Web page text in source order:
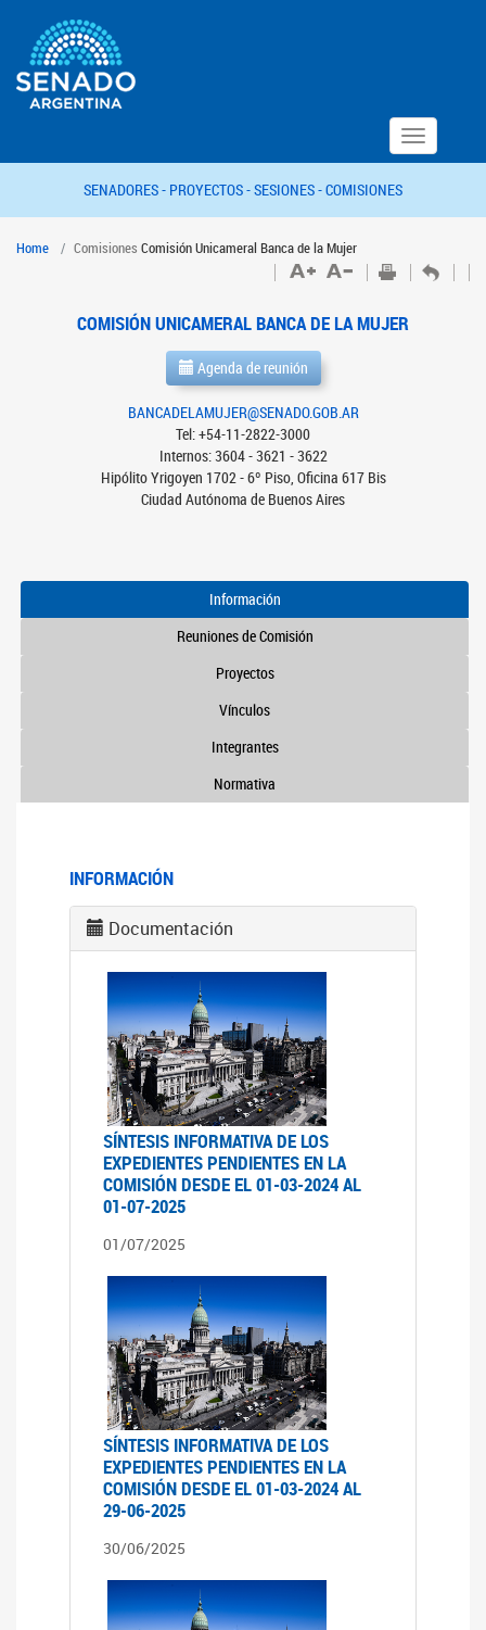
Toggle
navigation
SENADORES - PROYECTOS -SESIONES -COMISIONES
Home Comisiones Comisión Unicameral Banca de la Mujer
COMISIÓN UNICAMERAL BANCA DE LA MUJER
Agenda de reunión
BANCADELAMUJER@SENADO.GOB.AR
Tel: +54-11-2822-3000
Internos: 3604 - 3621 - 3622
Hipólito Yrigoyen 1702 - 6º Piso, Oficina 617 Bis
Ciudad Autónoma de Buenos Aires
Información
Reuniones de Comisión
Proyectos
Vínculos
Integrantes
Normativa
INFORMACIÓN
Documentación
SÍNTESIS INFORMATIVA DE LOS
EXPEDIENTES PENDIENTES EN LA
COMISIÓN DESDE EL 01-03-2024 AL
01-07-2025
01/07/2025
SÍNTESIS INFORMATIVA DE LOS
EXPEDIENTES PENDIENTES EN LA
COMISIÓN DESDE EL 01-03-2024 AL
29-06-2025
30/06/2025